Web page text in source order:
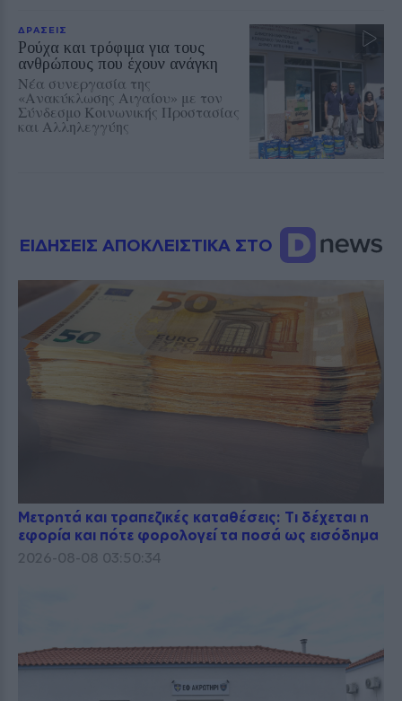
ΔΡΑΣΕΙΣ
Ρούχα και τρόφιμα για τους
ανθρώπους που έχουν ανάγκη
Νέα συνεργασία της
«Ανακύκλωσης Αιγαίου» με τον
Σύνδεσμο Κοινωνικής Προστασίας
και Αλληλεγγύης
ΕΙΔΗΣΕΙΣ ΑΠΟΚΛΕΙΣΤΙΚΑ ΣΤΟ
Μετρητά και τραπεζικές καταθέσεις: Τι δέχεται η
εφορία και πότε φορολογεί τα ποσά ως εισόδημα
2026-08-08 03:50:34